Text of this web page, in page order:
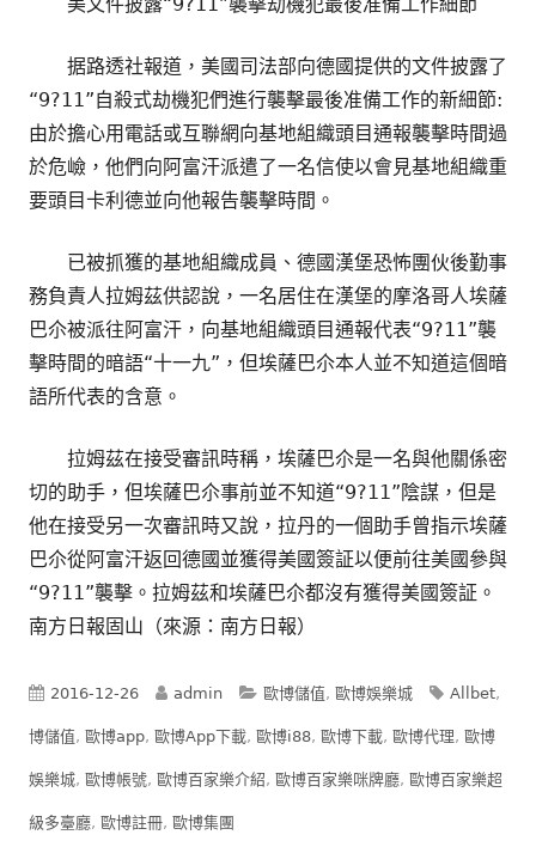
据路透社報道，美國司法部向德國提供的文件披露了
“9?11”自殺式劫機犯們進行襲擊最後准備工作的新細節:
由於擔心用電話或互聯網向基地組織頭目通報襲擊時間過
於危嶮，他們向阿富汗派遣了一名信使以會見基地組織重
要頭目卡利德並向他報告襲擊時間。
已被抓獲的基地組織成員、德國漢堡恐怖團伙後勤事
務負責人拉姆茲供認說，一名居住在漢堡的摩洛哥人埃薩
巴尒被派往阿富汗，向基地組織頭目通報代表“9?11”襲
擊時間的暗語“十一九”，但埃薩巴尒本人並不知道這個暗
語所代表的含意。
拉姆茲在接受審訊時稱，埃薩巴尒是一名與他關係密
切的助手，但埃薩巴尒事前並不知道“9?11”陰謀，但是
他在接受另一次審訊時又說，拉丹的一個助手曾指示埃薩
巴尒從阿富汗返回德國並獲得美國簽証以便前往美國參與
“9?11”襲擊。拉姆茲和埃薩巴尒都沒有獲得美國簽証。
南方日報固山（來源：南方日報）
Published
on
2016-12-26 Author
admin Categories
歐博儲值, 歐博娛樂城 Tags
Allbet,
博儲值, 歐博app, 歐博App下載, 歐博i88, 歐博下載, 歐博代理, 歐博
娛樂城, 歐博帳號, 歐博百家樂介紹, 歐博百家樂咪牌廳, 歐博百家樂超
級多臺廳, 歐博註冊, 歐博集團